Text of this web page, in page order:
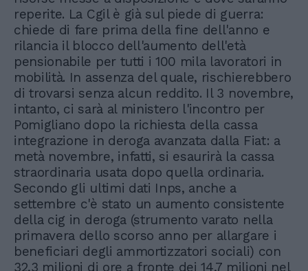
reperite. La Cgil è già sul piede di guerra:
chiede di fare prima della fine dell'anno e
rilancia il blocco dell'aumento dell'età
pensionabile per tutti i 100 mila lavoratori in
mobilità. In assenza del quale, rischierebbero
di trovarsi senza alcun reddito. Il 3 novembre,
intanto, ci sarà al ministero l'incontro per
Pomigliano dopo la richiesta della cassa
integrazione in deroga avanzata dalla Fiat: a
metà novembre, infatti, si esaurirà la cassa
straordinaria usata dopo quella ordinaria.
Secondo gli ultimi dati Inps, anche a
settembre c'è stato un aumento consistente
della cig in deroga (strumento varato nella
primavera dello scorso anno per allargare i
beneficiari degli ammortizzatori sociali) con
32,3 milioni di ore a fronte dei 14,7 milioni nel